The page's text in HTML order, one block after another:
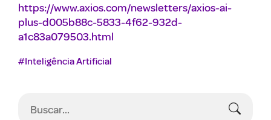
https://www.axios.com/newsletters/axios-ai-
plus-d005b88c-5833-4f62-932d-
a1c83a079503.html
#Inteligência Artificial